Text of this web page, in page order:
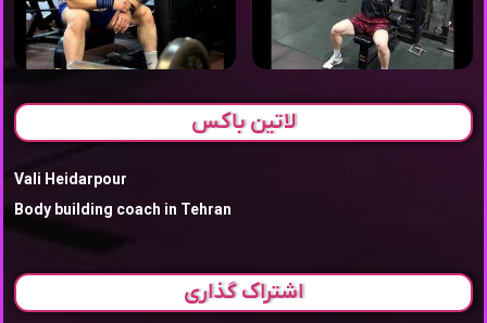
لاتین باکس
Vali Heidarpour
Body building coach in Tehran
اشتراک گذاری